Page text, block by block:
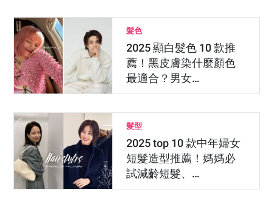
髮色
2025 顯白髮色 10 款推
薦！黑皮膚染什麼顏色
最適合？男女…
髮型
2025 top 10 款中年婦女
短髮造型推薦！媽媽必
試減齡短髮、…